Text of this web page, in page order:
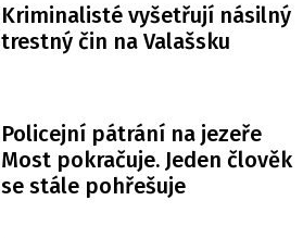
Kriminalisté vyšetřují násilný
trestný čin na Valašsku
Policejní pátrání na jezeře
Most pokračuje. Jeden člověk
se stále pohřešuje